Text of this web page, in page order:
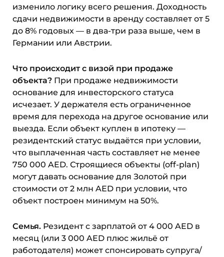
изменило логику всего решения. Доходность
сдачи недвижимости в аренду составляет от 5
до 8% годовых — в два-три раза выше, чем в
Германии или Австрии.
Что происходит с визой при продаже
объекта? При продаже недвижимости
основание для инвесторского статуса
исчезает. У держателя есть ограниченное
время для перехода на другое основание или
выезда. Если объект куплен в ипотеку —
резидентский статус выдаётся при условии,
что выплаченная часть составляет не менее
750 000 AED. Строящиеся объекты (off-plan)
могут давать основание для Золотой при
стоимости от 2 млн AED при условии, что
объект построен минимум на 50%.
Семья. Резидент с зарплатой от 4 000 AED в
месяц (или 3 000 AED плюс жильё от
работодателя) может спонсировать супруга/